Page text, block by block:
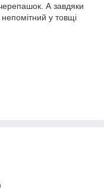
А завдяки
у товщі